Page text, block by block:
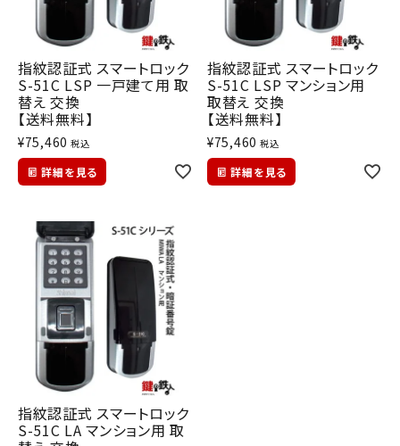
指紋認証式 スマートロック
S-51C LSP 一戸建て用 取
替え 交換
【送料無料】
¥75,460 税込
詳細を見る
指紋認証式 スマートロック
S-51C LSP マンション用
取替え 交換
【送料無料】
¥75,460 税込
詳細を見る
指紋認証式 スマートロック
S-51C LA マンション用 取